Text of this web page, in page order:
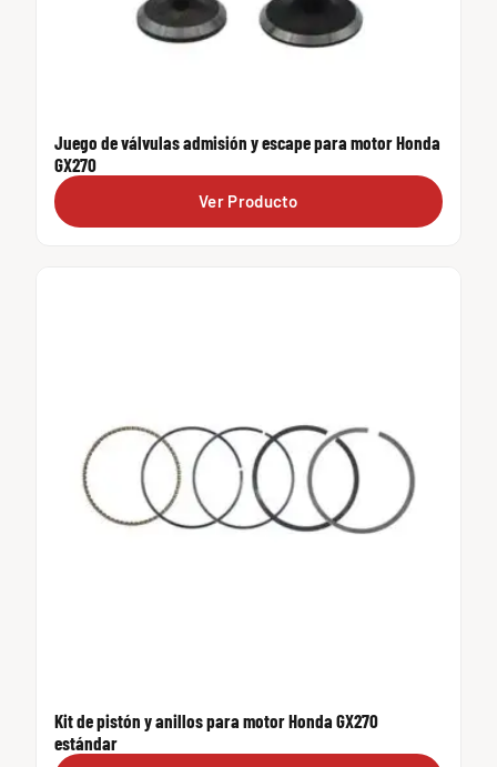
Juego de válvulas admisión y escape para motor Honda
GX270
Ver Producto
Kit de pistón y anillos para motor Honda GX270
estándar